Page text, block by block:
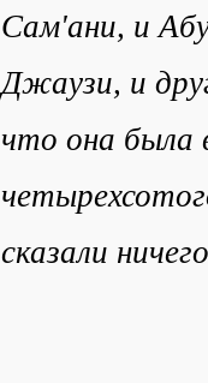
Сам'ани, и
Джаузи, и
что она была
сказали